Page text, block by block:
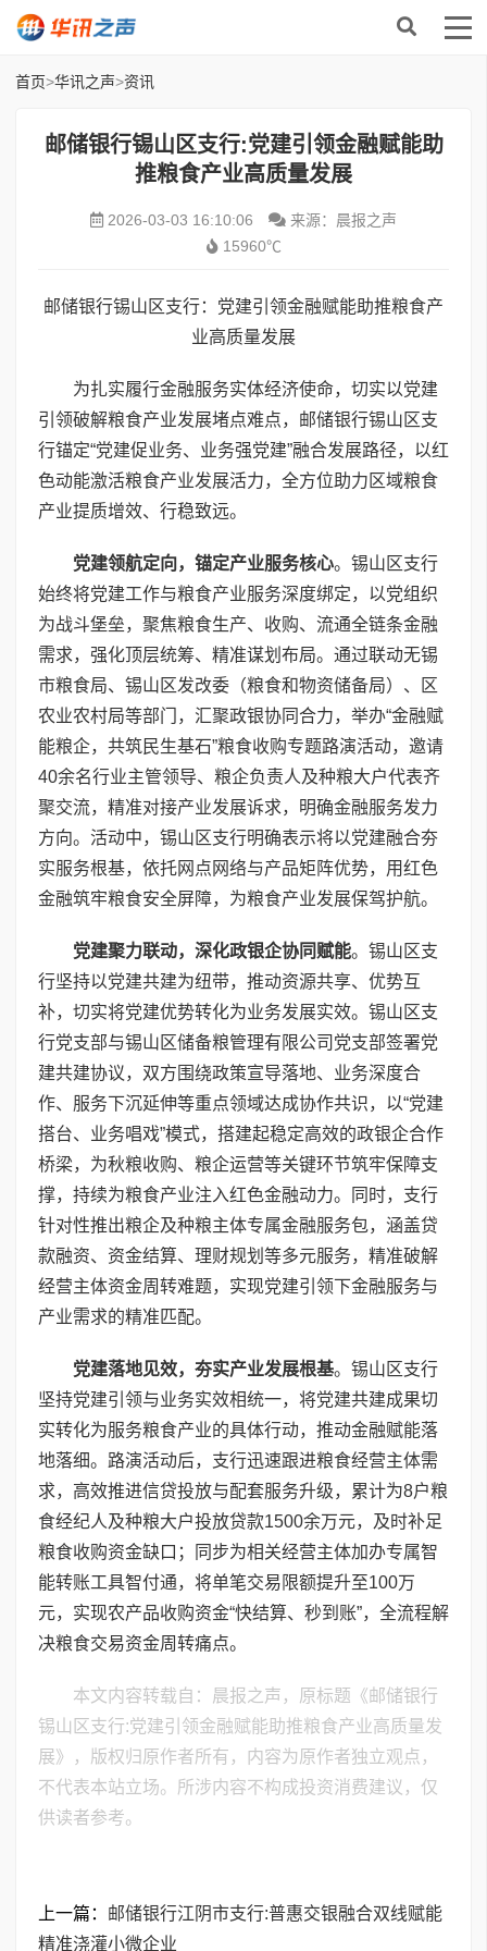
首页>华讯之声>资讯
邮储银行锡山区支行:党建引领金融赋能助
推粮食产业高质量发展
2026-03-03 16:10:06
来源：晨报之声
15960℃
邮储银行锡山区支行：党建引领金融赋能助推粮食产
业高质量发展
为扎实履行金融服务实体经济使命，切实以党建
引领破解粮食产业发展堵点难点，邮储银行锡山区支
行锚定“党建促业务、业务强党建”融合发展路径，以红
色动能激活粮食产业发展活力，全方位助力区域粮食
产业提质增效、行稳致远。
党建领航定向，锚定产业服务核心。锡山区支行
始终将党建工作与粮食产业服务深度绑定，以党组织
为战斗堡垒，聚焦粮食生产、收购、流通全链条金融
需求，强化顶层统筹、精准谋划布局。通过联动无锡
市粮食局、锡山区发改委（粮食和物资储备局）、区
农业农村局等部门，汇聚政银协同合力，举办“金融赋
能粮企，共筑民生基石”粮食收购专题路演活动，邀请
40余名行业主管领导、粮企负责人及种粮大户代表齐
聚交流，精准对接产业发展诉求，明确金融服务发力
方向。活动中，锡山区支行明确表示将以党建融合夯
实服务根基，依托网点网络与产品矩阵优势，用红色
金融筑牢粮食安全屏障，为粮食产业发展保驾护航。
党建聚力联动，深化政银企协同赋能。锡山区支
行坚持以党建共建为纽带，推动资源共享、优势互
补，切实将党建优势转化为业务发展实效。锡山区支
行党支部与锡山区储备粮管理有限公司党支部签署党
建共建协议，双方围绕政策宣导落地、业务深度合
作、服务下沉延伸等重点领域达成协作共识，以“党建
搭台、业务唱戏”模式，搭建起稳定高效的政银企合作
桥梁，为秋粮收购、粮企运营等关键环节筑牢保障支
撑，持续为粮食产业注入红色金融动力。同时，支行
针对性推出粮企及种粮主体专属金融服务包，涵盖贷
款融资、资金结算、理财规划等多元服务，精准破解
经营主体资金周转难题，实现党建引领下金融服务与
产业需求的精准匹配。
党建落地见效，夯实产业发展根基。锡山区支行
坚持党建引领与业务实效相统一，将党建共建成果切
实转化为服务粮食产业的具体行动，推动金融赋能落
地落细。路演活动后，支行迅速跟进粮食经营主体需
求，高效推进信贷投放与配套服务升级，累计为8户粮
食经纪人及种粮大户投放贷款1500余万元，及时补足
粮食收购资金缺口；同步为相关经营主体加办专属智
能转账工具智付通，将单笔交易限额提升至100万
元，实现农产品收购资金“快结算、秒到账”，全流程解
决粮食交易资金周转痛点。
本文内容转载自：晨报之声，原标题《邮储银行
锡山区支行:党建引领金融赋能助推粮食产业高质量发
展》，版权归原作者所有，内容为原作者独立观点，
不代表本站立场。所涉内容不构成投资消费建议，仅
供读者参考。
上一篇： 邮储银行江阴市支行:普惠交银融合双线赋能
精准浇灌小微企业